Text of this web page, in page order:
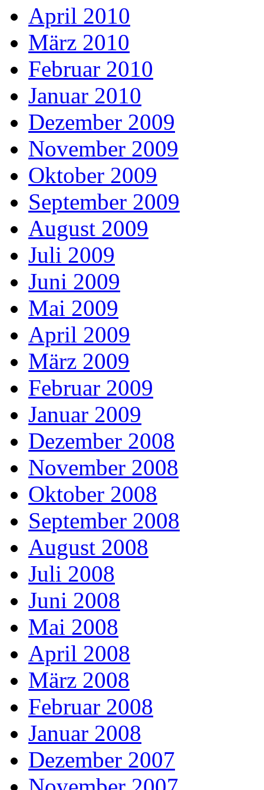
April 2010
März 2010
Februar 2010
Januar 2010
Dezember 2009
November 2009
Oktober 2009
September 2009
August 2009
Juli 2009
Juni 2009
Mai 2009
April 2009
März 2009
Februar 2009
Januar 2009
Dezember 2008
November 2008
Oktober 2008
September 2008
August 2008
Juli 2008
Juni 2008
Mai 2008
April 2008
März 2008
Februar 2008
Januar 2008
Dezember 2007